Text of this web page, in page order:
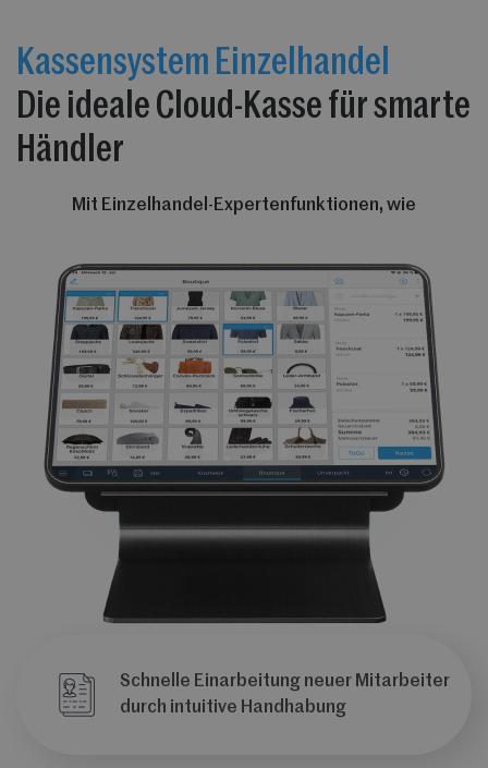
Kassensystem Einzelhandel
Die ideale Cloud-Kasse für smarte
Händler
Mit Einzelhandel-Expertenfunktionen, wie
Schnelle Einarbeitung neuer Mitarbeiter
durch intuitive Handhabung